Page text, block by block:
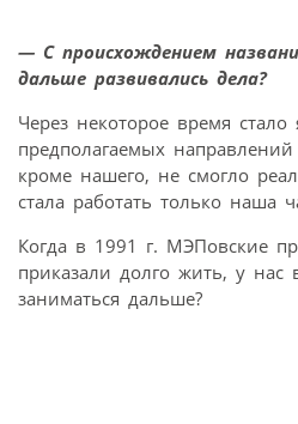
— С происхождением
дальше развивались дела?
Через некоторое время
предполагаемых направлений
кроме нашего, не смогло
стала работать только наша
Когда в 1991 г. МЭПовские
приказали долго жить, у нас
заниматься дальше?